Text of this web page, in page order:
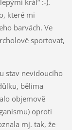
král“ :-).
které mi
barvách. Ve
sportovat,
stav nevidoucího
bělima
objemově
oproti
mj. tak, že